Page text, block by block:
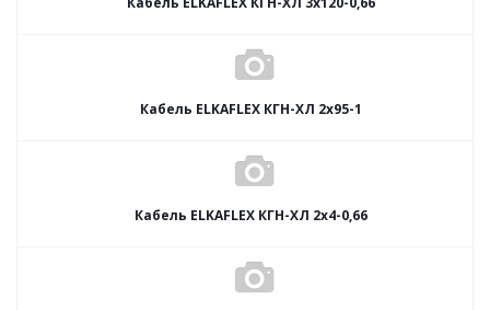
Кабель ELKAFLEX КГН-ХЛ 2x95-1
Кабель ELKAFLEX КГН-ХЛ 2x4-0,66